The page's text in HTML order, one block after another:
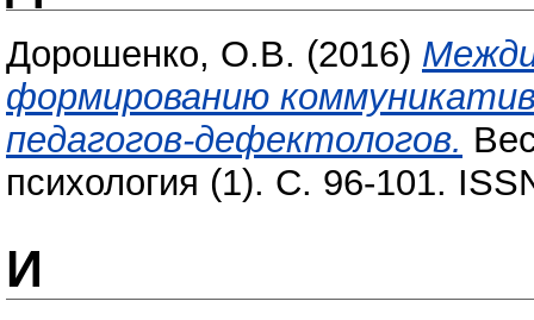
Дорошенко, О.В. (2016)
формированию
педагогов-дефектологов.
психология (1). С. 96-101.
И